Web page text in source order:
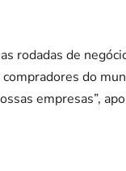
rodadas de
compradores do
empresas”,